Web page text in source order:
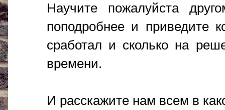
Научите пожалуйста
поподробнее и приведите
сработал и сколько на
времени.
И расскажите нам всем в